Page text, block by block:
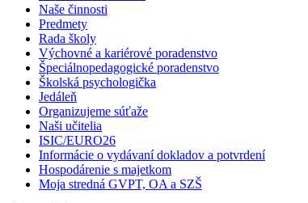
Naše činnosti
Predmety
Rada školy
Výchovné a kariérové poradenstvo
Špeciálnopedagogické poradenstvo
Školská psychologička
Jedáleň
Organizujeme súťaže
Naši učitelia
ISIC/EURO26
Informácie o vydávaní dokladov a potvrdení
Hospodárenie s majetkom
Moja stredná GVPT, OA a SZŠ